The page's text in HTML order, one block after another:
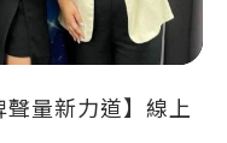
聲量新力道】線上